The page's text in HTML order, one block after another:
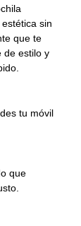
sin
que te
de estilo y
tu móvil
que